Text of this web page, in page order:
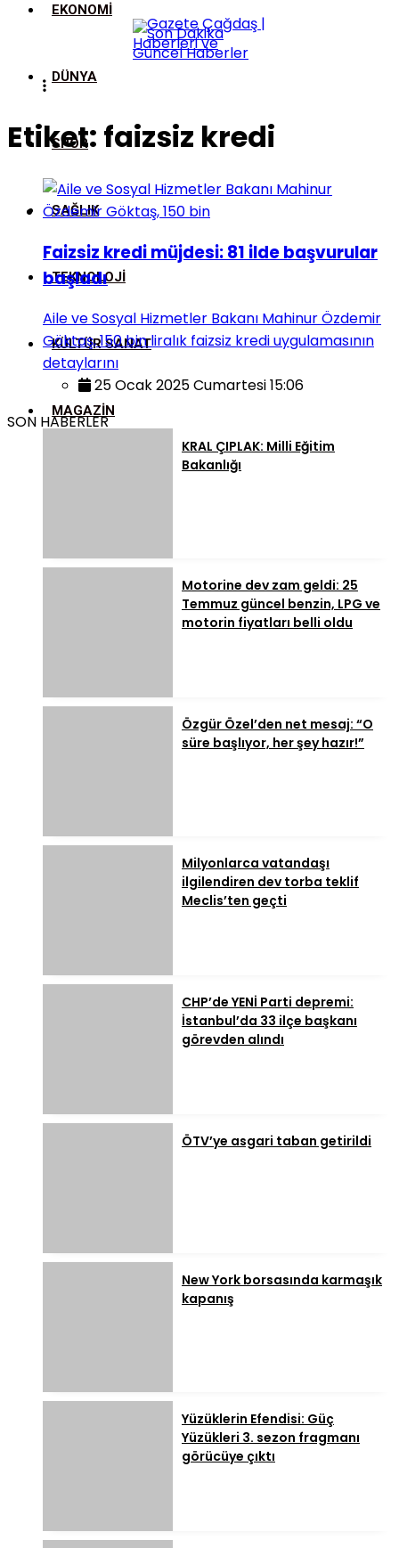
EKONOMI
DÜNYA
SPOR
SAĞLIK
TEKNOLOJI
KÜLTÜR SANAT
MAGAZIN
Etiket: faizsiz kredi
Faizsiz kredi müjdesi: 81 ilde başvurular
başladı
Aile ve Sosyal Hizmetler Bakanı Mahinur Özdemir
Göktaş, 150 bin liralık faizsiz kredi uygulamasının
detaylarını
25 Ocak 2025 Cumartesi 15:06
SON HABERLER
KRAL ÇIPLAK: Milli Eğitim
Bakanlığı
Motorine dev zam geldi: 25
Temmuz güncel benzin, LPG ve
motorin fiyatları belli oldu
Özgür Özel’den net mesaj: “O
süre başlıyor, her şey hazır!”
Milyonlarca vatandaşı
ilgilendiren dev torba teklif
Meclis’ten geçti
CHP’de YENİ Parti depremi:
İstanbul’da 33 ilçe başkanı
görevden alındı
ÖTV’ye asgari taban getirildi
New York borsasında karmaşık
kapanış
Yüzüklerin Efendisi: Güç
Yüzükleri 3. sezon fragmanı
görücüye çıktı